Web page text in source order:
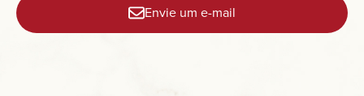
Envie um e-mail